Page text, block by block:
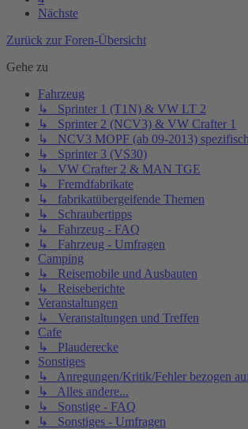
Nächste
Zurück zur Foren-Übersicht
Gehe zu
Fahrzeug
↳ Sprinter 1 (T1N) & VW LT 2
↳ Sprinter 2 (NCV3) & VW Crafter 1
↳ NCV3 MOPF (ab 09-2013)
↳ Sprinter 3 (VS30)
↳ VW Crafter 2 & MAN TGE
↳ Fremdfabrikate
↳ fabrikatübergeifende Themen
↳ Schraubertipps
↳ Fahrzeug - FAQ
↳ Fahrzeug - Umfragen
Camping
↳ Reisemobile und Ausbauten
↳ Reiseberichte
Veranstaltungen
↳ Veranstaltungen und Treffen
Cafe
↳ Plauderecke
Sonstiges
↳ Anregungen/Kritik/Fehler bezogen
↳ Alles andere...
↳ Sonstige - FAQ
↳ Sonstiges - Umfragen